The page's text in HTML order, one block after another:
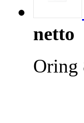
netto
Oring